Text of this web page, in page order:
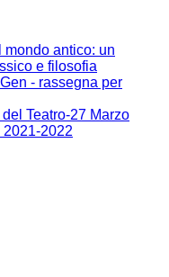
mondo antico: un
e filosofia
- rassegna per
Teatro-27 Marzo
2022